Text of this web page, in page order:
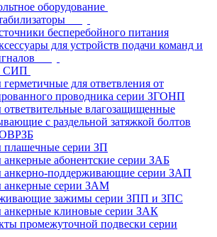
оборудование
бесперебойного питания
для устройств подачи команд и
СИП
для ответвления от
проводника серии ЗГОНП
влагозащищенные
с раздельной затяжкой болтов
серии ЗП
абонентские серии ЗАБ
поддерживающие серии ЗАП
серии ЗАМ
зажимы серии ЗПП и ЗПС
клиновые серии ЗАК
промежуточной подвески серии